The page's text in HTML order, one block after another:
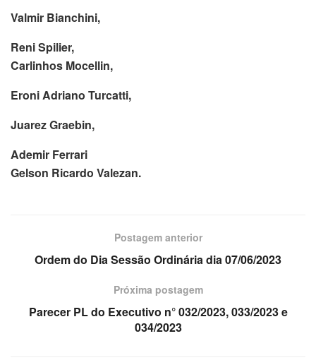
Valmir Bianchini,
Reni Spilier,
Carlinhos Mocellin,
Eroni Adriano Turcatti,
Juarez Graebin,
Ademir Ferrari
Gelson Ricardo Valezan.
Postagem anterior
Ordem do Dia Sessão Ordinária dia 07/06/2023
Próxima postagem
Parecer PL do Executivo n° 032/2023, 033/2023 e
034/2023